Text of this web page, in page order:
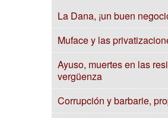
La Dana, ¡un buen
Muface y las
Ayuso, muertes en las
vergüenza
Corrupción y barbarie,